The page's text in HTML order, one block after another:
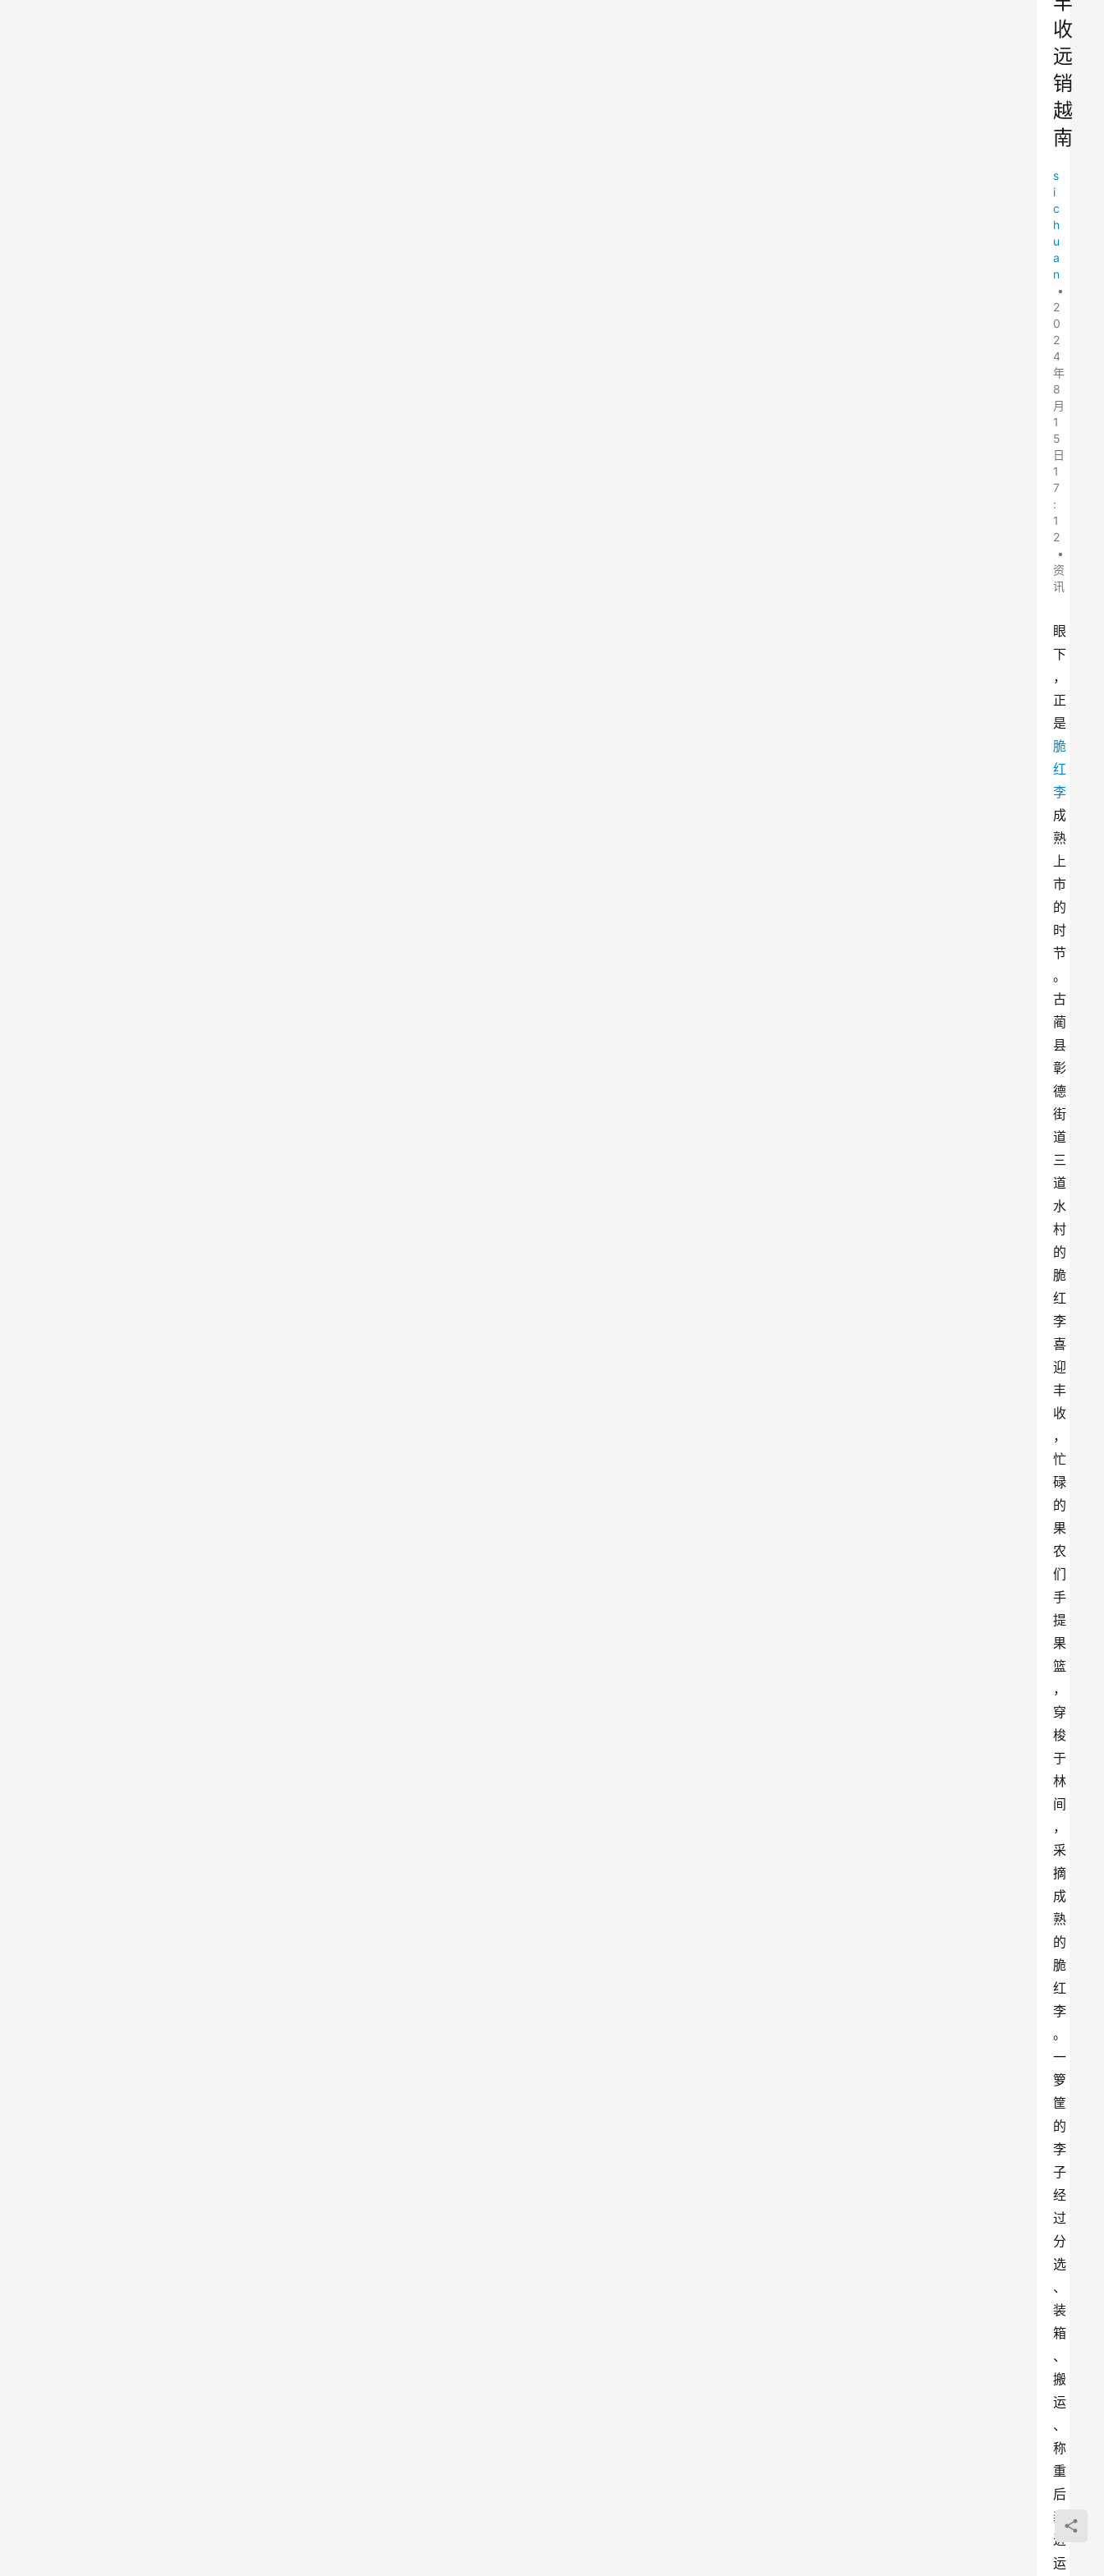
收
远
销
越
南
s
i
c
h
u
a
n
•
2
0
2
4
年
8
月
1
5
日
1
7
:
1
2
•
资
讯
眼
下
，
正
是
脆
红
李
成
熟
上
市
的
时
节
。
古
蔺
县
彰
德
街
道
三
道
水
村
的
脆
红
李
喜
迎
丰
收
，
忙
碌
的
果
农
们
手
提
果
篮
，
穿
梭
于
林
间
，
采
摘
成
熟
的
脆
红
李
。
一
箩
筐
的
李
子
经
过
分
选
、
装
箱
、
搬
运
、
称
重
后
装
进
运